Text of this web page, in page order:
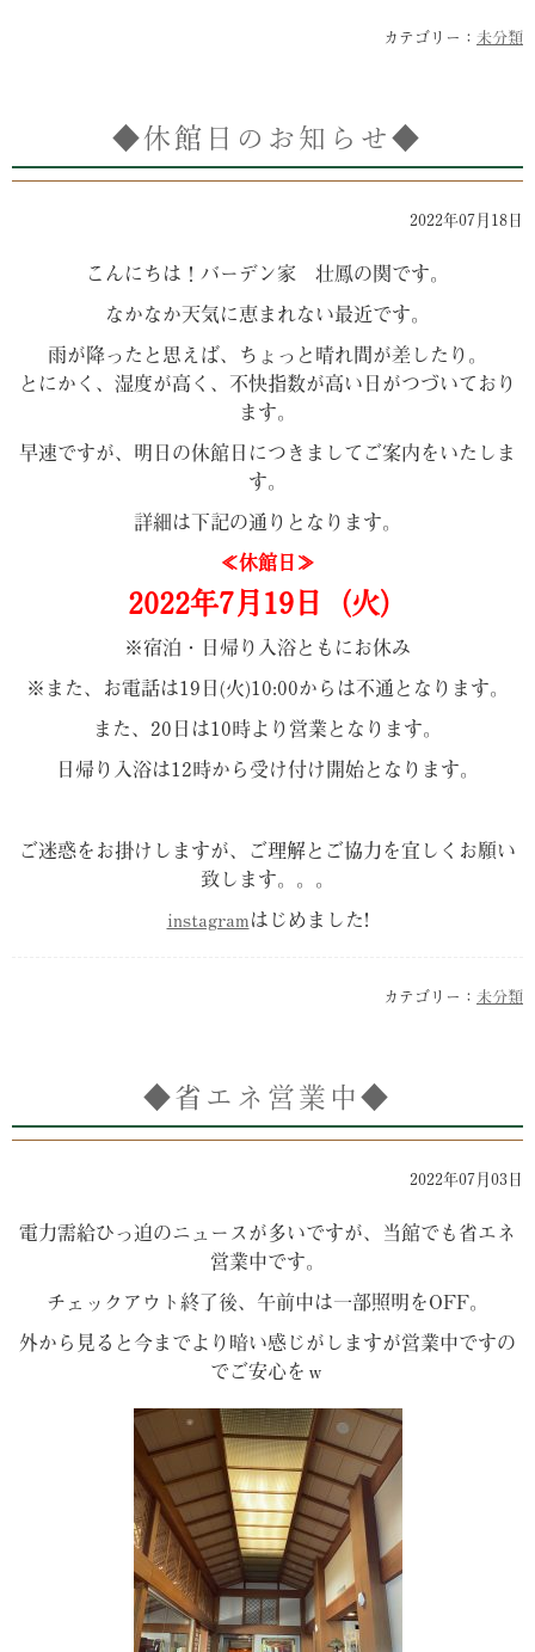
カテゴリー： 未分類
◆休館日のお知らせ◆
2022年07月18日
こんにちは！バーデン家 壮鳳の関です。
なかなか天気に恵まれない最近です。
雨が降ったと思えば、ちょっと晴れ間が差したり。
とにかく、湿度が高く、不快指数が高い日がつづいており
ます。
早速ですが、明日の休館日につきましてご案内をいたしま
す。
詳細は下記の通りとなります。
≪休館日≫
2022年7月19日（火）
※宿泊・日帰り入浴ともにお休み
※また、お電話は19日(火)10:00からは不通となります。
また、20日は10時より営業となります。
日帰り入浴は12時から受け付け開始となります。
ご迷惑をお掛けしますが、ご理解とご協力を宜しくお願い
致します。。。
instagramはじめました!
カテゴリー： 未分類
◆省エネ営業中◆
2022年07月03日
電力需給ひっ迫のニュースが多いですが、当館でも省エネ
営業中です。
チェックアウト終了後、午前中は一部照明をOFF。
外から見ると今までより暗い感じがしますが営業中ですの
でご安心をｗ